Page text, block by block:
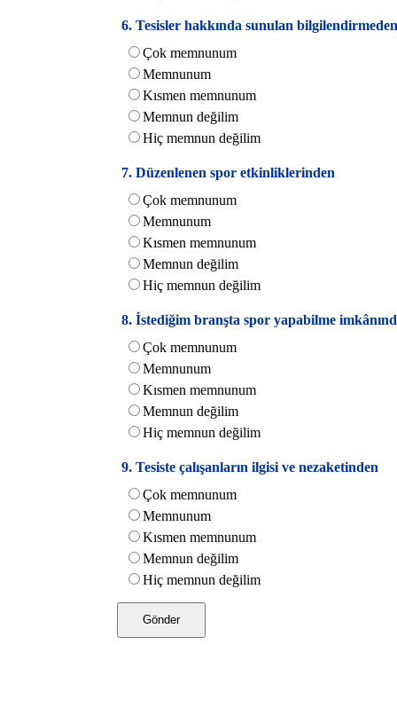
6. Tesisler hakkında sunulan bilgilendirmeden
Çok memnunum
Memnunum
Kısmen memnunum
Memnun değilim
Hiç memnun değilim
7. Düzenlenen spor etkinliklerinden
Çok memnunum
Memnunum
Kısmen memnunum
Memnun değilim
Hiç memnun değilim
8. İstediğim branşta spor yapabilme
Çok memnunum
Memnunum
Kısmen memnunum
Memnun değilim
Hiç memnun değilim
9. Tesiste çalışanların ilgisi ve nezaketinden
Çok memnunum
Memnunum
Kısmen memnunum
Memnun değilim
Hiç memnun değilim